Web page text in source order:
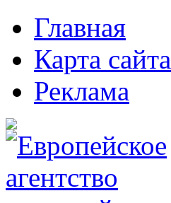
Главная
Карта сайта
Реклама